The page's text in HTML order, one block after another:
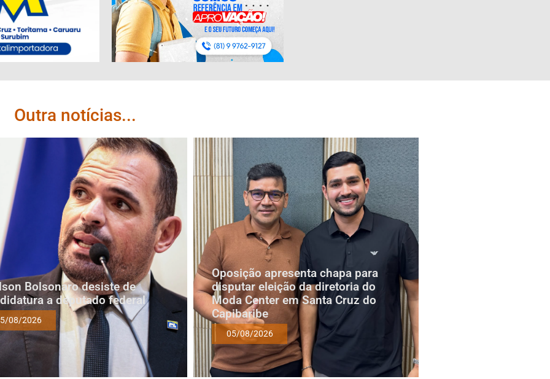
Outra notícias...
Bolsonaro desiste de
a deputado federal
08/2026
Oposição apresenta chapa para
disputar eleição da diretoria do
Moda Center em Santa Cruz do
Capibaribe
05/08/2026